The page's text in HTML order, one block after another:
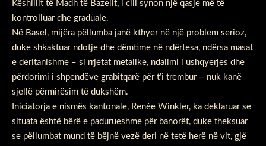
Këshillit të Madh të Bazelit, i cili synon një qasje më të
kontrolluar dhe graduale.
Në Basel, mijëra pëllumba janë kthyer në një problem serioz,
duke shkaktuar ndotje dhe dëmtime në ndërtesa, ndërsa masat
e deritanishme – si rrjetat metalike, ndalimi i ushqyerjes dhe
përdorimi i shpendëve grabitqarë për t’i trembur – nuk kanë
sjellë përmirësim të dukshëm.
Iniciatorja e nismës kantonale, Renée Winkler, ka deklaruar se
situata është bërë e padurueshme për banorët, duke theksuar
se pëllumbat mund të bëjnë vezë deri në tetë herë në vit, gjë